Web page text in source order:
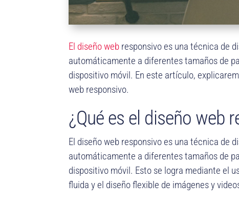
El diseño web responsivo es una técnica de
automáticamente a diferentes tamaños de
dispositivo móvil. En este artículo,
web responsivo.
¿Qué es el diseño web
El diseño web responsivo es una técnica de
automáticamente a diferentes tamaños de
dispositivo móvil. Esto se logra mediante el
fluida y el diseño flexible de imágenes y